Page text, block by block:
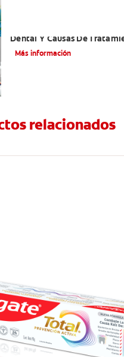
Dental Y Causas De
Más información
relacionados